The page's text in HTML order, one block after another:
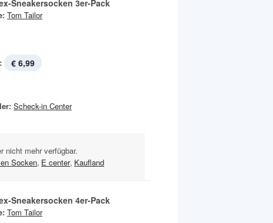
Sneakersocken 3er-Pack
Tom Tailor
€ 6,99
Scheck-in Center
nicht mehr verfügbar.
Socken, E center, Kaufland
Sneakersocken 4er-Pack
Tom Tailor